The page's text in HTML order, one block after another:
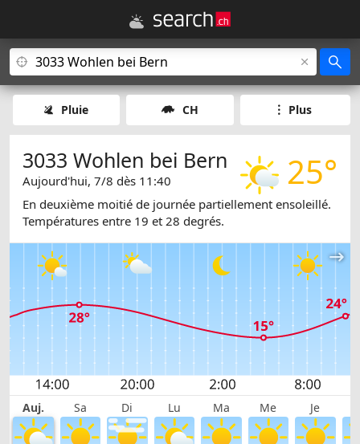
Pluie CH Plus
25°
3033 Wohlen bei Bern
Aujourd'hui, 7/8 dès 11:40
En deuxième moitié de journée partiellement ensoleillé.
Températures entre 19 et 28 degrés.
Auj. Sa Di Lu Ma Me Je